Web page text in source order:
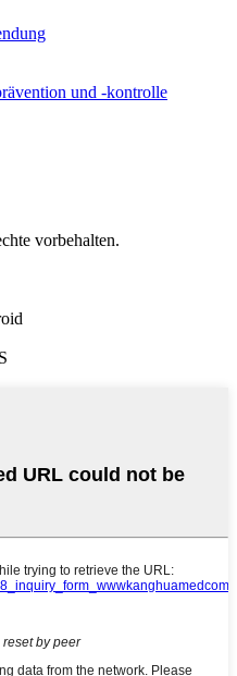
und -kontrolle
vorbehalten.